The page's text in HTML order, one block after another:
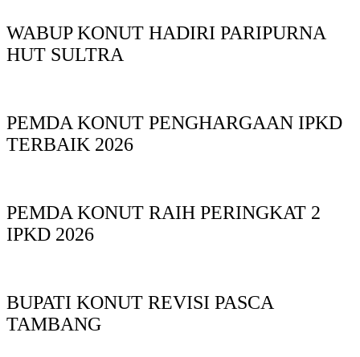
WABUP KONUT HADIRI PARIPURNA
HUT SULTRA
PEMDA KONUT PENGHARGAAN IPKD
TERBAIK 2026
PEMDA KONUT RAIH PERINGKAT 2
IPKD 2026
BUPATI KONUT REVISI PASCA
TAMBANG